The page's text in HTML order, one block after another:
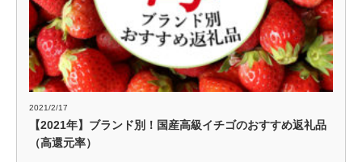
2021/2/17
【2021年】ブランド別！国産高級イチゴのおすすめ返礼品
（高還元率）